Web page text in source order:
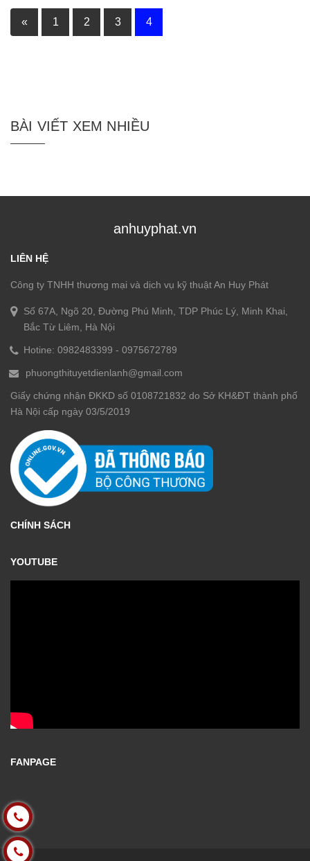
« 1 2 3 4
BÀI VIẾT XEM NHIỀU
anhuyphat.vn
LIÊN HỆ
Công ty TNHH thương mại và dịch vụ kỹ thuật An Huy Phát
Số 67A, Ngõ 20, Đường Phú Minh, TDP Phúc Lý, Minh Khai,
Bắc Từ Liêm, Hà Nội
Hotine: 0982483399 - 0975672789
phuongthituyetdienlanh@gmail.com
Giấy chứng nhận ĐKKD số 0108721832 do Sở KH&ĐT thành phố
Hà Nội cấp ngày 03/5/2019
CHÍNH SÁCH
YOUTUBE
FANPAGE